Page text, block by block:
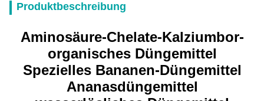
Produktbeschreibung
Aminosäure-Chelate-Kalziumbor-
organisches Düngemittel
Spezielles Bananen-Düngemittel
Ananasdüngemittel